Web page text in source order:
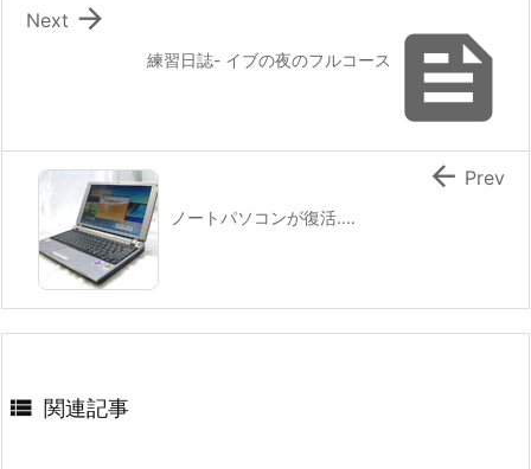

練習日誌- イブの夜のフルコース

Next
ノートパソコンが復活‥‥
 Prev
 関連記事